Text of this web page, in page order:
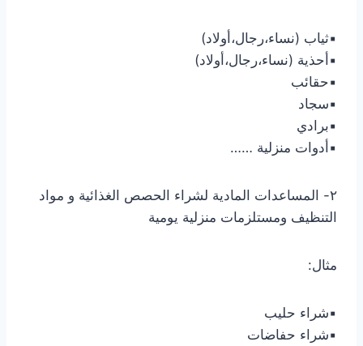
▪︎ثياب (نساء،رجال،أولاد)
▪︎أحذية (نساء،رجال،أولاد)
▪︎حقائب
▪︎سجاد
▪︎برادي
▪︎أدوات منزلية ……
٢- المساعدات المادية لشراء الحصص الغذائية و مواد
التنظيف ومستلزمات منزلية يومية
مثال:
▪︎شراء حليب
▪︎شراء حفاضات